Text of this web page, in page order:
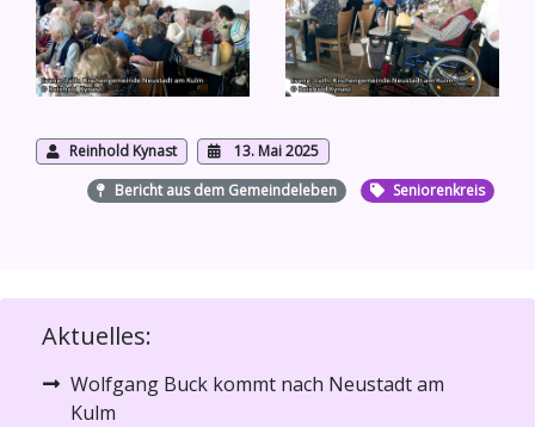
Reinhold Kynast
13. Mai 2025
Bericht aus dem Gemeindeleben
Seniorenkreis
Aktuelles:
Wolfgang Buck kommt nach Neustadt am
Kulm